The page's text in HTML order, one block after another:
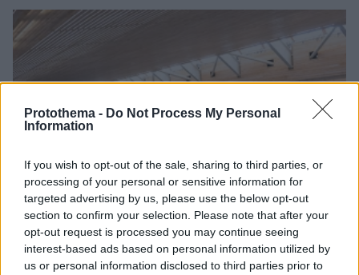
Protothema - Do Not Process My Personal
Information
If you wish to opt-out of the sale, sharing to third parties, or
processing of your personal or sensitive information for
targeted advertising by us, please use the below opt-out
section to confirm your selection. Please note that after your
opt-out request is processed you may continue seeing
interest-based ads based on personal information utilized by
us or personal information disclosed to third parties prior to